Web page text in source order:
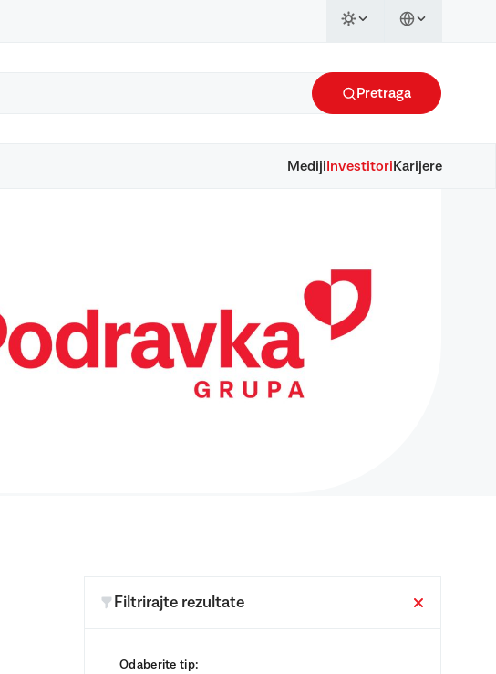
Pretraga
Mediji Investitori Karijere
Filtrirajte rezultate
Odaberite tip: